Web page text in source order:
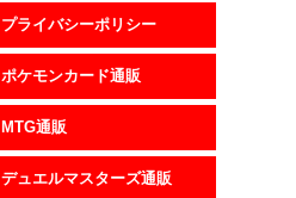
プライバシーポリシー
ポケモンカード通販
MTG通販
デュエルマスターズ通販